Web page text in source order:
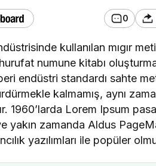
0
kullanılan mıgır
numune kitabı
endüstri standardı sahte
kalmamış, aynı
1960’larda Lorem Ipsum
yakın zamanda Aldus
yazılımları ile popüler